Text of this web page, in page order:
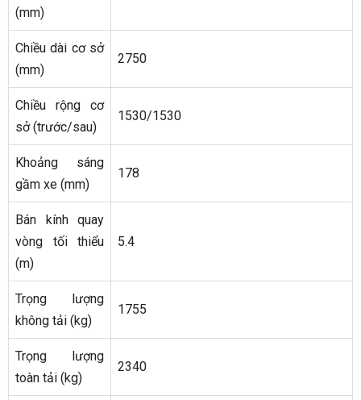
(mm)
Chiều dài cơ sở
(mm)
2750
Chiều rộng cơ
sở (trước/sau)
1530/1530
Khoảng sáng
gầm xe (mm)
178
Bán kính quay
vòng tối thiểu
(m)
5.4
Trọng lượng
không tải (kg)
1755
Trọng lượng
toàn tải (kg)
2340